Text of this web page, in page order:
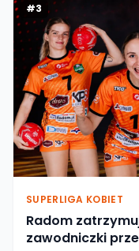
#3
SUPERLIGA KOBIET
Radom
zawodniczki